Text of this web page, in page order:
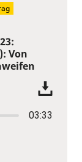
Von
03:33